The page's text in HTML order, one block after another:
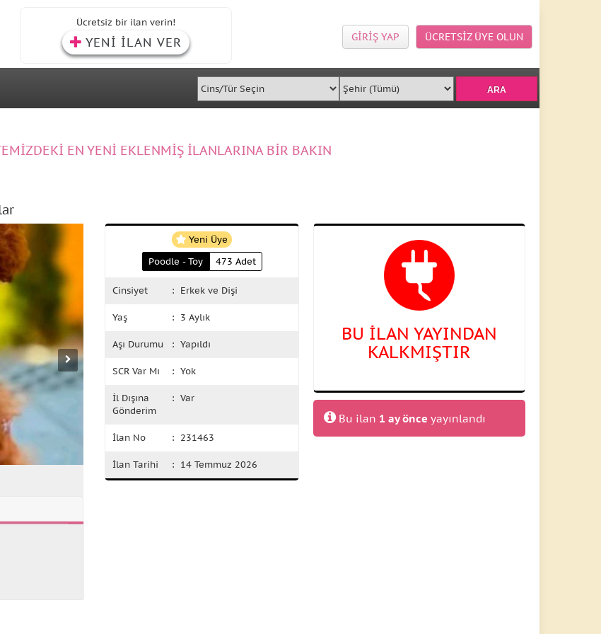
Ücretsiz bir ilan verin!
YENİ İLAN VER ÜCRETSİZ ÜYE OLUN
GİRİŞ YAP
EN YENİ EKLENMİŞ İLANLARINA BİR BAKIN
Yeni Üye
Poodle - Toy
473 Adet
Cinsiyet : Erkek ve Dişi
Yaş : 3 Aylık
Aşı Durumu : Yapıldı
SCR Var Mı : Yok
İl Dışına
Gönderim
: Var
İlan No : 231463
İlan Tarihi : 14 Temmuz 2026
BU İLAN YAYINDAN
KALKMIŞTIR
Bu ilan 1 ay önce yayınlandı